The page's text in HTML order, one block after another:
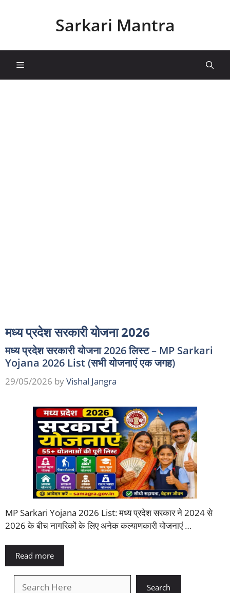
Sarkari Mantra
Menu
मध्य प्रदेश सरकारी योजना 2026
मध्य प्रदेश सरकारी योजना 2026 लिस्ट – MP Sarkari
Yojana 2026 List (सभी योजनाएं एक जगह)
29/05/2026 byVishal Jangra
MP Sarkari Yojana 2026 List: मध्य प्रदेश सरकार ने 2024 से
2026 के बीच नागरिकों के लिए अनेक कल्याणकारी योजनाएं …
Read more
Search